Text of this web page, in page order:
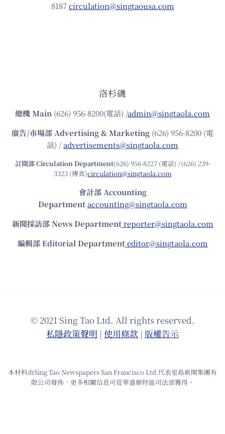
8187circulation@singtaousa.com
洛杉磯
總機Main (626) 956-8200(電話) /admin@singtaola.com
廣告/市場部Advertising & Marketing (626) 956-8200 (電
話) /advertisements@singtaola.com
訂閱部 Circulation Department(626) 956-8227 (電話) /(626) 239-
3323 (傳真)circulation@singtaola.com
會計部 Accounting
Department accounting@singtaola.com
新聞採訪部 News Department reporter@singtaola.com
編輯部 Editorial Department editor@singtaola.com
© 2021 Sing Tao Ltd. All rights reserved.
私隱政策聲明 | 使⽤條款 | 版權告⽰
本材料由Sing Tao Newspapers San Francisco Ltd.代表星島新聞集團有
限公司發佈，更多相關信息可從華盛頓特區司法部獲得。